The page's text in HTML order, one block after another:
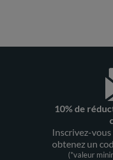
10% de
Inscrivez-
obtenez un
(*valeur